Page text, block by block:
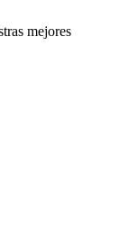
mejores